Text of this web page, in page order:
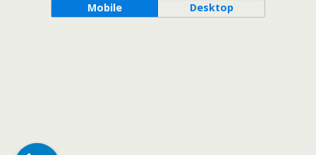
Mobile Desktop